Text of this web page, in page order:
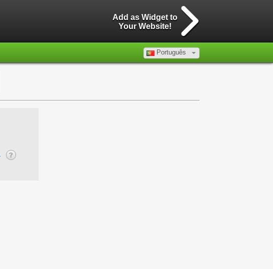
Add as Widget to
Your Website!
Português